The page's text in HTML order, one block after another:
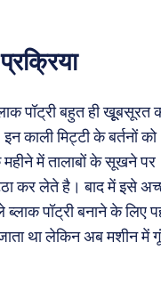
पॉट्री बहुत ही खूूबसूरत
काली मिट्टी के बर्तनों को
में तालाबों के सूखने पर
कर लेते है। बाद में इसे
पॉट्री बनाने के लिए
था लेकिन अब मशीन में